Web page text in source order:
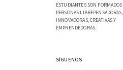
ESTUDIANTES SON
PERSONAS LIBREPENSADORAS,
INNOVADORAS, CREATIVAS Y
EMPRENDEDORAS.
SÍGUENOS